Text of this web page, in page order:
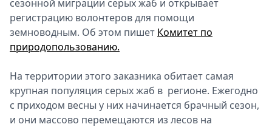
сезонной миграции серых жаб и открывает
регистрацию волонтеров для помощи
земноводным. Об этом пишет Комитет по
природопользованию.
На территории этого заказника обитает самая
крупная популяция серых жаб в регионе. Ежегодно
с приходом весны у них начинается брачный сезон,
и они массово перемещаются из лесов на